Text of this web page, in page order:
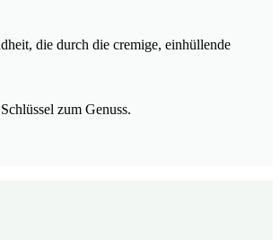
die durch die cremige, einhüllende
zum Genuss.